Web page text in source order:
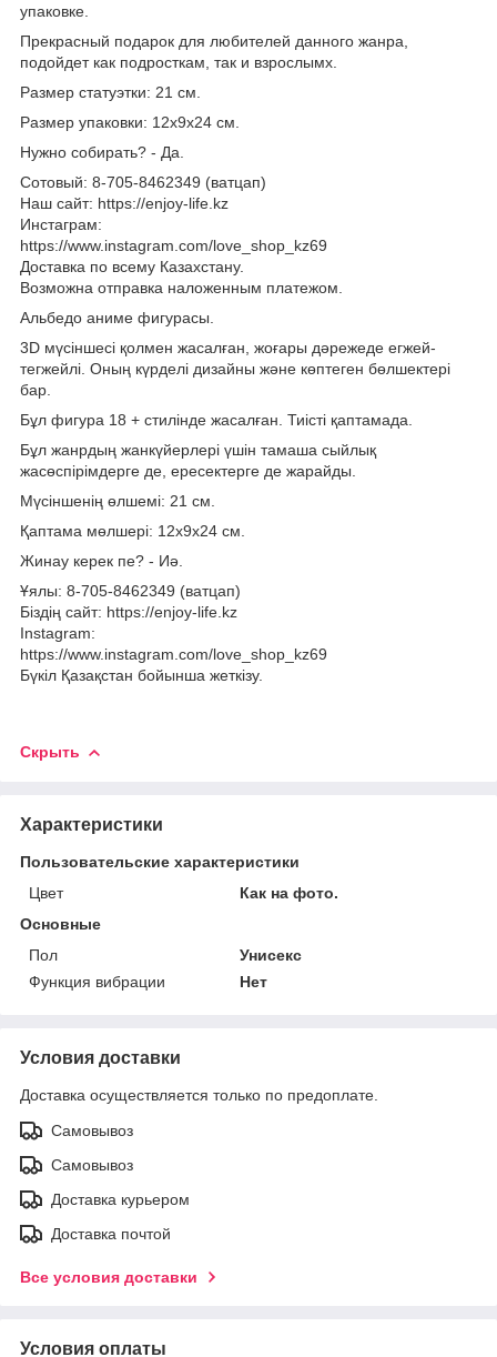
упаковке.
Прекрасный подарок для любителей данного жанра,
подойдет как подросткам, так и взрослымх.
Размер статуэтки: 21 см.
Размер упаковки: 12х9х24 см.
Нужно собирать? - Да.
Сотовый: 8-705-8462349 (ватцап)
Наш сайт: https://enjoy-life.kz
Инстаграм:
https://www.instagram.com/love_shop_kz69
Доставка по всему Казахстану.
Возможна отправка наложенным платежом.
Альбедо аниме фигурасы.
3D мүсіншесі қолмен жасалған, жоғары дәрежеде егжей-
тегжейлі. Оның күрделі дизайны және көптеген бөлшектері
бар.
Бұл фигура 18 + стилінде жасалған. Тиісті қаптамада.
Бұл жанрдың жанкүйерлері үшін тамаша сыйлық
жасөспірімдерге де, ересектерге де жарайды.
Мүсіншенің өлшемі: 21 см.
Қаптама мөлшері: 12х9х24 см.
Жинау керек пе? - Иә.
Ұялы: 8-705-8462349 (ватцап)
Біздің сайт: https://enjoy-life.kz
Instagram:
https://www.instagram.com/love_shop_kz69
Бүкіл Қазақстан бойынша жеткізу.
Скрыть
Характеристики
Пользовательские характеристики
Цвет
Как на фото.
Основные
Пол
Унисекс
Функция вибрации
Нет
Условия доставки
Доставка осуществляется только по предоплате.
Самовывоз
Самовывоз
Доставка курьером
Доставка почтой
Все условия доставки
Условия оплаты